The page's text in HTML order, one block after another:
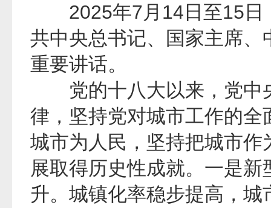
2025年7月14日至15日
共中央总书记、国家主席
重要讲话。
党的十八大以来，党中
律，坚持党对城市工作的
城市为人民，坚持把城市
展取得历史性成就。一是
升。城镇化率稳步提高，